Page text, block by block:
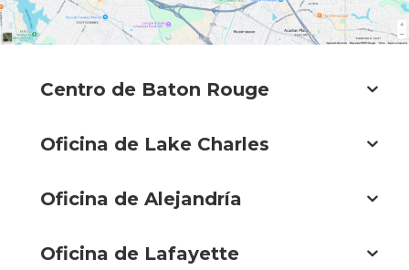
Centro de Baton Rouge
Oficina de Lake Charles
Oficina de Alejandría
Oficina de Lafayette